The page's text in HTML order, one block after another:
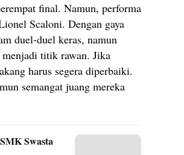
final. Namun, performa
Scaloni. Dengan gaya
duel-duel keras, namun
menjadi titik rawan. Jika
harus segera diperbaiki.
semangat juang mereka
Swasta